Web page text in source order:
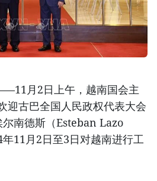
月2日上午，越南国会主
迎古巴全国人民政权代表大会
尔南德斯（Esteban Lazo
11月2日至3日对越南进行工